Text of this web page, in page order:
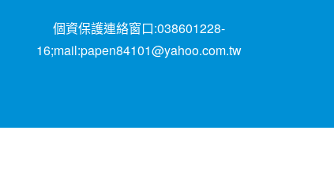
個資保護連絡窗口:038601228-
16;mail:papen84101@yahoo.com.tw